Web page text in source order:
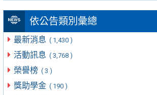
依公告類別彙總
最新消息 ( 1,430 )
活動訊息 ( 3,768 )
榮譽榜 ( 3 )
獎助學金 ( 190 )